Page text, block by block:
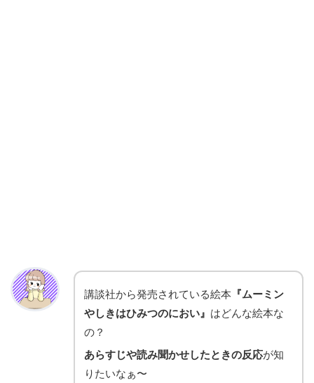
講談社から発売されている絵本 『ムーミン
やしきはひみつのにおい』 はどんな絵本な
の？
あらすじや読み聞かせしたときの反応が知
りたいなぁ〜